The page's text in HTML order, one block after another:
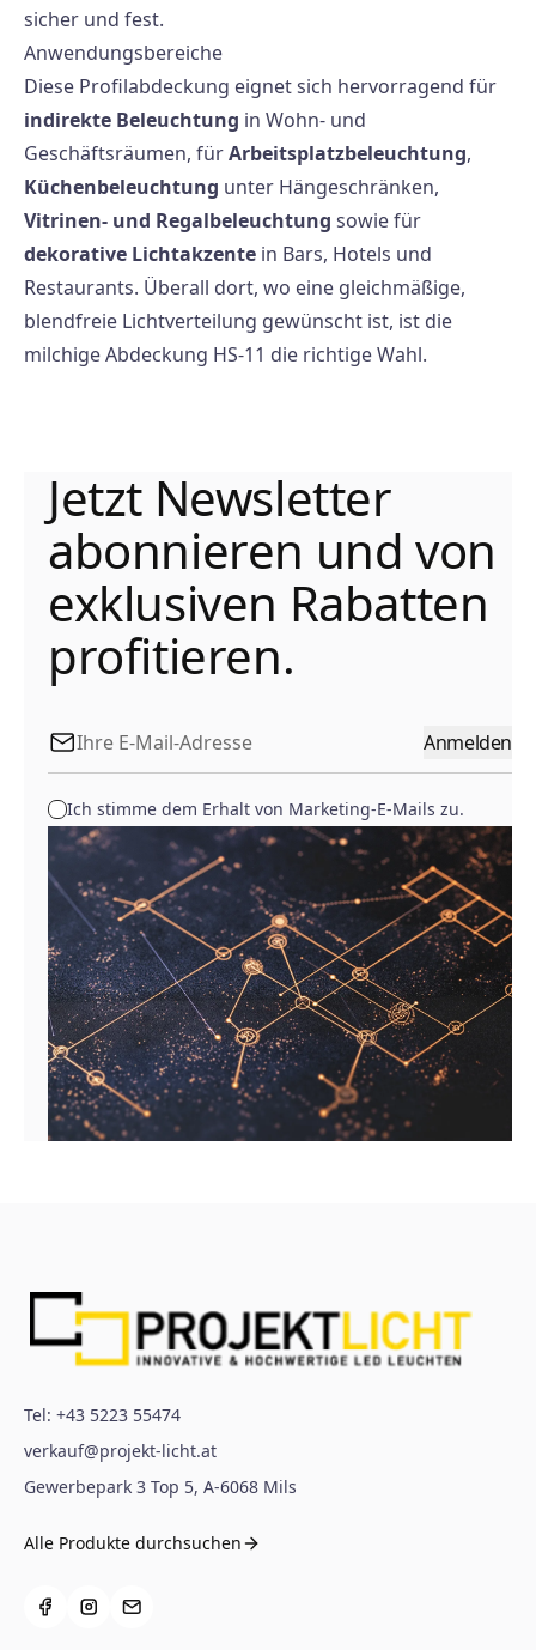
sicher und fest.
Anwendungsbereiche
Diese Profilabdeckung eignet sich hervorragend für
indirekte Beleuchtung in Wohn- und
Geschäftsräumen, fürArbeitsplatzbeleuchtung,
Küchenbeleuchtung unter Hängeschränken,
Vitrinen- und Regalbeleuchtung sowie für
dekorative Lichtakzente in Bars, Hotels und
Restaurants. Überall dort, wo eine gleichmäßige,
blendfreie Lichtverteilung gewünscht ist, ist die
milchige Abdeckung HS-11 die richtige Wahl.
Jetzt Newsletter
abonnieren und von
exklusiven Rabatten
profitieren.
Anmelden
Ich stimme dem Erhalt von Marketing-E-Mails zu.
Tel: +43 5223 55474
verkauf@projekt-licht.at
Gewerbepark 3 Top 5, A-6068 Mils
Alle Produkte durchsuchen